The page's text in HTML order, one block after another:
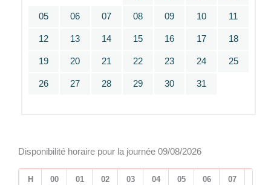
05 06 07 08 09 10 11
12 13 14 15 16 17 18
19 20 21 22 23 24 25
26 27 28 29 30 31
Disponibilité horaire pour la journée 09/08/2026
H 00 01 02 03 04 05 06 07